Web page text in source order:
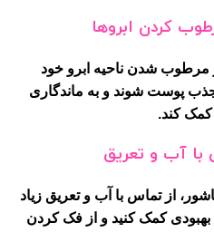
کردن ابروها
مرطوب شدن ناحیه ابرو خود
جذب پوست شوند و به ماندگاری
کمک کند.
آب و تعریق
از تماس با آب و تعریق زیاد
بهبودی کمک کنید و از فک کردن